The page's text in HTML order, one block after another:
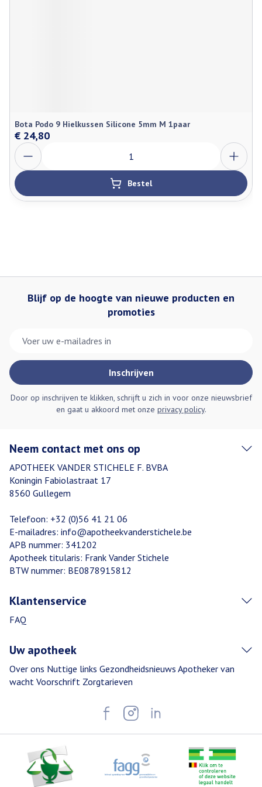
Bota Podo 9 Hielkussen Silicone 5mm M 1paar
€ 24,80
Aantal
Bestel
Blijf op de hoogte van nieuwe producten en
promoties
Inschrijven
Door op inschrijven te klikken, schrijft u zich in voor onze nieuwsbrief
en gaat u akkoord met onze privacy policy.
Neem contact met ons op
APOTHEEK VANDER STICHELE F. BVBA
Koningin Fabiolastraat 17
8560 Gullegem
Telefoon: +32 (0)56 41 21 06
E-mailadres: info@apotheekvanderstichele.be
APB nummer: 341202
Apotheek titularis: Frank Vander Stichele
BTW nummer: BE0878915812
Klantenservice
FAQ
Uw apotheek
Over ons Nuttige links Gezondheidsnieuws Apotheker van
wacht Voorschrift Zorgtarieven